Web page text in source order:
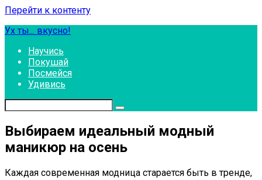
Перейти к контенту
Ух ты... вкусно!
Научись
Покушай
Посмейся
Удивись
Выбираем идеальный модный
маникюр на осень
Каждая современная модница старается быть в тренде,